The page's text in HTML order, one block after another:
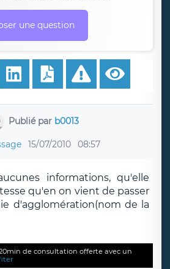
une question
Publié par b0013
15/07/2010 08:57
informations, qu'elle
qu'en on vient de passer
d'agglomération(nom de la
de consultation offerte avec un